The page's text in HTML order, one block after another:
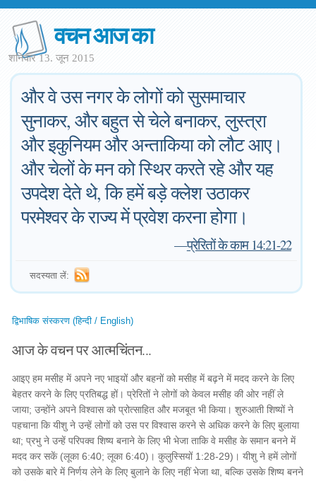
वचन आज का
शनिवार 13. जून 2015
और वे उस नगर के लोगों को सुसमाचार
सुनाकर, और बहुत से चेले बनाकर, लुस्त्रा
और इकुनियम और अन्ताकिया को लौट आए।
और चेलों के मन को स्थिर करते रहे और यह
उपदेश देते थे, कि हमें बड़े क्लेश उठाकर
परमेश्वर के राज्य में प्रवेश करना होगा।
—प्रेरितों के काम 14:21-22
सदस्यता लें:
द्विभाषिक संस्करण (हिन्दी / English)
आज के वचन पर आत्मचिंतन...
आइए हम मसीह में अपने नए भाइयों और बहनों को मसीह में बढ़ने में मदद करने के लिए
बेहतर करने के लिए प्रतिबद्ध हों। प्रेरितों ने लोगों को केवल मसीह की ओर नहीं ले
जाया; उन्होंने अपने विश्वास को प्रोत्साहित और मजबूत भी किया। शुरुआती शिष्यों ने
पहचाना कि यीशु ने उन्हें लोगों को उस पर विश्वास करने से अधिक करने के लिए बुलाया
था; प्रभु ने उन्हें परिपक्व शिष्य बनाने के लिए भी भेजा ताकि वे मसीह के समान बनने में
मदद कर सकें (लूका 6:40; लूका 6:40)। कुलुस्सियों 1:28-29)। यीशु ने हमें लोगों
को उसके बारे में निर्णय लेने के लिए बुलाने के लिए नहीं भेजा था, बल्कि उसके शिष्य बनने